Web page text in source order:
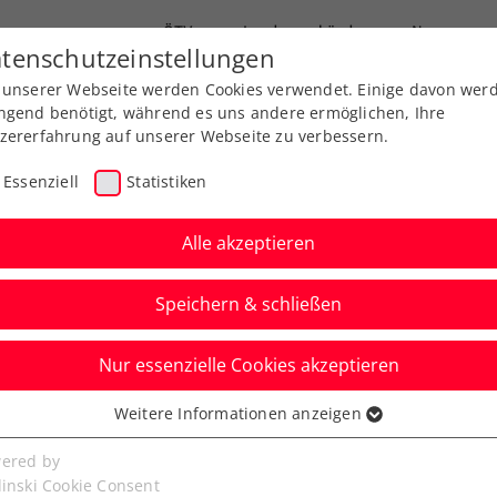
ÖTV Landesverbände News
Ausbildung Services Über uns
krönt sich erstmals
Webseite werden Cookies verwendet. Einige davon
benötigt, während es uns andere ermöglichen, Ihre
auf unserer Webseite zu verbessern.
Essenziell Statistiken
Alle akzeptieren
Speichern & schließen
Nur essenzielle Cookies akzeptieren
Cookies werden für grundlegende Funktionen der
benötigt. Dadurch ist gewährleistet, dass die Webseite
Weitere Informationen anzeigen
by
Cookie Consent